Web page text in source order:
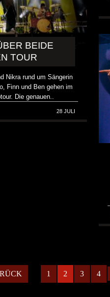
BEIDE
TOUR
Nikra rund um Sängerin
Finn und Ben gehen im
Die genauen..
28 JULI
1 2 3 4